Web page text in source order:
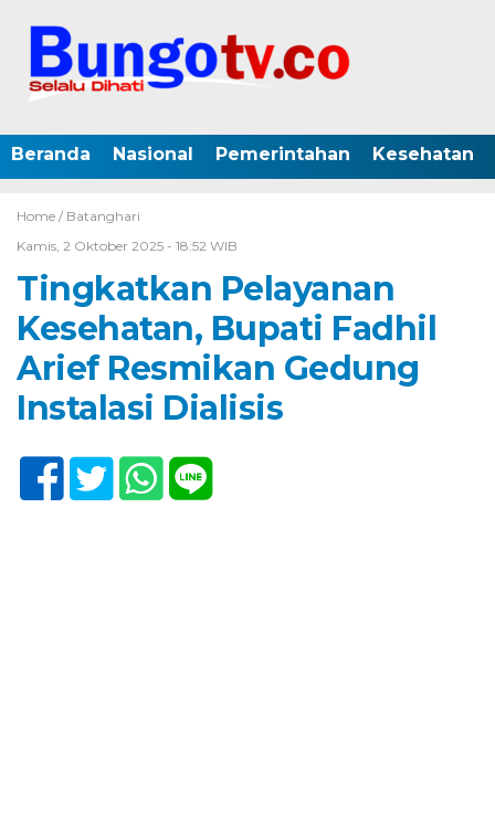
Beranda Nasional Pemerintahan Kesehatan
Home / Batanghari
Kamis, 2 Oktober 2025 - 18:52 WIB
Tingkatkan Pelayanan
Kesehatan, Bupati Fadhil
Arief Resmikan Gedung
Instalasi Dialisis